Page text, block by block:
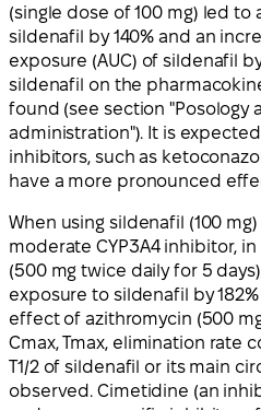
(single dose of 100 mg) led to
sildenafil by 140% and an
exposure (AUC) of sildenafil
sildenafil on the
found (see section "Posology
administration"). It is
inhibitors, such as
have a more pronounced
When using sildenafil (100
moderate CYP3A4 inhibitor,
(500 mg twice daily for 5
exposure to sildenafil by
effect of azithromycin (500
Cmax, Tmax, elimination rate
T1/2 of sildenafil or its main
observed. Cimetidine (an